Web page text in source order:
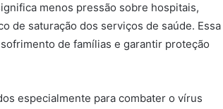
menos pressão sobre hospitais,
de saturação dos serviços de saúde. Essa
de famílias e garantir proteção
especialmente para combater o vírus